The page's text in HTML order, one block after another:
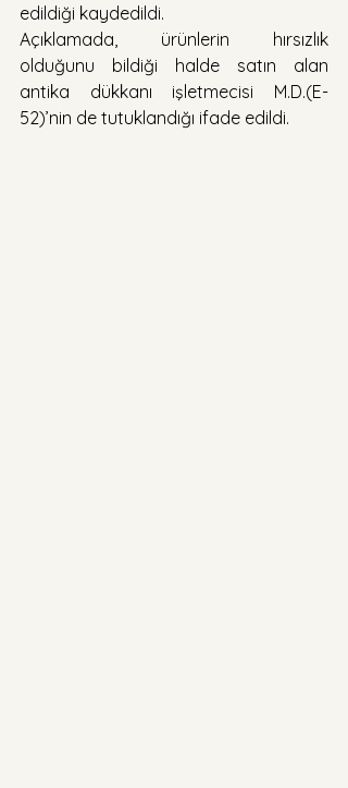
edildiği kaydedildi.
Açıklamada, ürünlerin hırsızlık
olduğunu bildiği halde satın alan
antika dükkanı işletmecisi M.D.(E-
52)’nin de tutuklandığı ifade edildi.